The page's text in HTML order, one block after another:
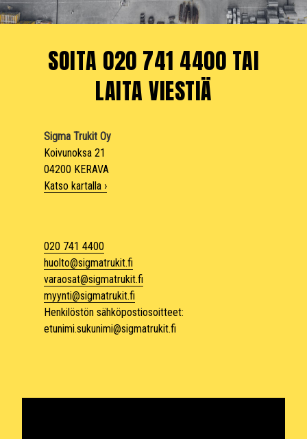
SOITA 020 741 4400 TAI
LAITA VIESTIÄ
Sigma Trukit Oy
Koivunoksa 21
04200 KERAVA
Katso kartalla ›
020 741 4400
huolto@sigmatrukit.fi
varaosat@sigmatrukit.fi
myynti@sigmatrukit.fi
Henkilöstön sähköpostiosoitteet:
etunimi.sukunimi@sigmatrukit.fi